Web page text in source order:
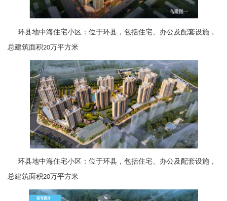
环县地中海住宅小区：位于环县，包括住宅、办公及配套设施，
总建筑面积20万平方米
环县地中海住宅小区：位于环县，包括住宅、办公及配套设施，
总建筑面积20万平方米